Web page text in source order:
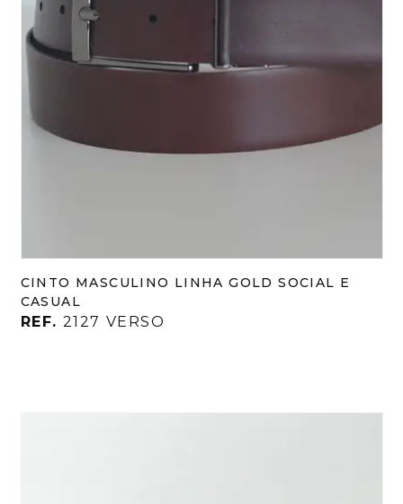
CINTO MASCULINO LINHA GOLD SOCIAL E
CASUAL
REF. 2127 VERSO